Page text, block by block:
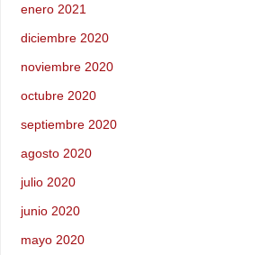
enero 2021
diciembre 2020
noviembre 2020
octubre 2020
septiembre 2020
agosto 2020
julio 2020
junio 2020
mayo 2020